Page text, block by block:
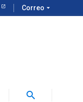
Correo arrow_drop_down
search